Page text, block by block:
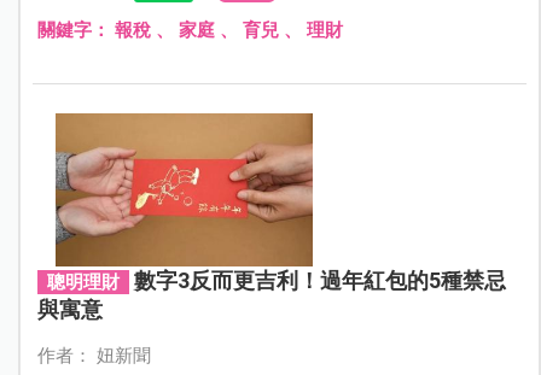
關鍵字： 報稅、 家庭、 育兒、 理財
聰明理財
數字3反而更吉利！過年紅包的5種禁忌
與寓意
作者： 妞新聞